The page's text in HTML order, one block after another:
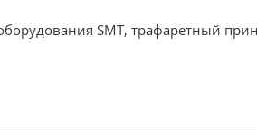
SMT, трафаретный